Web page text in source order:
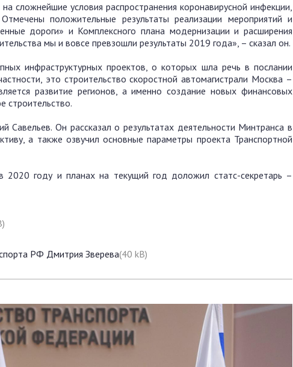
сложнейшие условия распространения коронавирусной инфекции,
положительные результаты реализации мероприятий и
дороги» и Комплексного плана модернизации и расширения
мы и вовсе превзошли результаты 2019 года», – сказал он.
инфраструктурных проектов, о которых шла речь в послании
это строительство скоростной автомагистрали Москва –
развитие регионов, а именно создание новых финансовых
строительство.
Он рассказал о результатах деятельности Минтранса в
а также озвучил основные параметры проекта Транспортной
2020 году и планах на текущий год доложил статс-секретарь –
РФ Дмитрия Зверева(40 kB)